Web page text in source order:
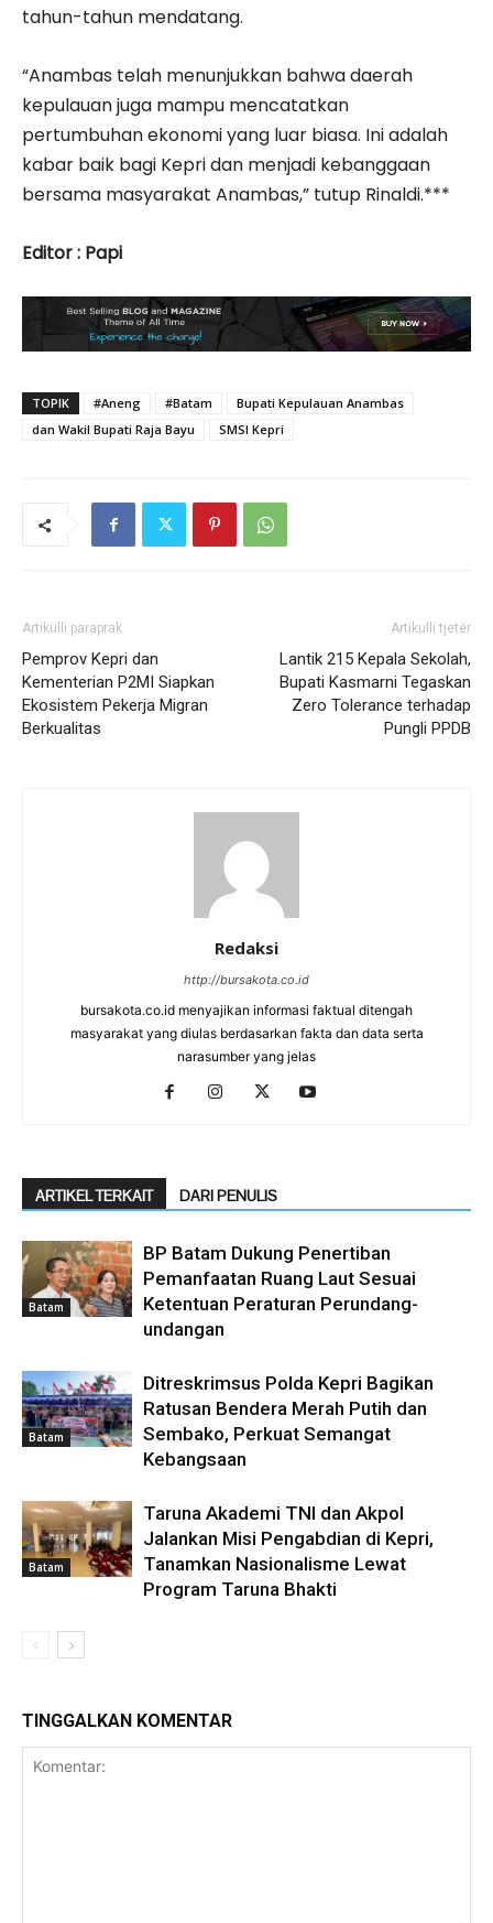
tahun-tahun mendatang.
“Anambas telah menunjukkan bahwa daerah
kepulauan juga mampu mencatatkan
pertumbuhan ekonomi yang luar biasa. Ini adalah
kabar baik bagi Kepri dan menjadi kebanggaan
bersama masyarakat Anambas,” tutup Rinaldi.***
Editor : Papi
TOPIK #Aneng #Batam
Bupati Kepulauan Anambas
dan Wakil Bupati Raja Bayu
SMSI Kepri
Artikulli paraprak
Pemprov Kepri dan
Kementerian P2MI Siapkan
Ekosistem Pekerja Migran
Berkualitas
Artikulli tjetër
Lantik 215 Kepala Sekolah,
Bupati Kasmarni Tegaskan
Zero Tolerance terhadap
Pungli PPDB
Redaksi
http://bursakota.co.id
bursakota.co.id menyajikan informasi faktual ditengah
masyarakat yang diulas berdasarkan fakta dan data serta
narasumber yang jelas
ARTIKEL TERKAIT DARI PENULIS
Batam
BP Batam Dukung Penertiban
Pemanfaatan Ruang Laut Sesuai
Ketentuan Peraturan Perundang-
undangan
Batam
Ditreskrimsus Polda Kepri Bagikan
Ratusan Bendera Merah Putih dan
Sembako, Perkuat Semangat
Kebangsaan
Batam
Taruna Akademi TNI dan Akpol
Jalankan Misi Pengabdian di Kepri,
Tanamkan Nasionalisme Lewat
Program Taruna Bhakti
TINGGALKAN KOMENTAR